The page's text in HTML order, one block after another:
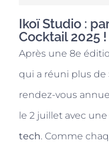
Ikoï Studio :
Cocktail 2025 !
Après une 8e
qui a réuni plus
rendez-vous
le 2 juillet avec
tech. Comme